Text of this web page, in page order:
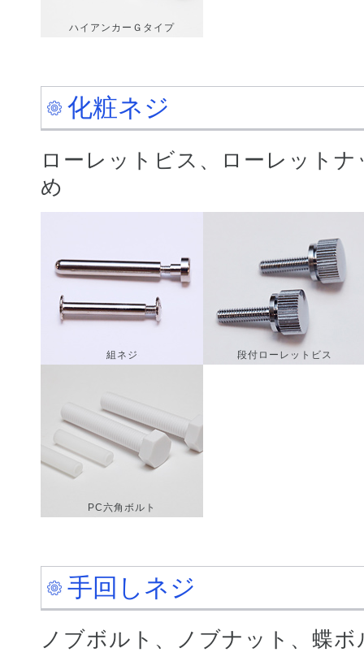
ハイアンカーＧタイプ
化粧ネジ
ローレットビス、ローレット
め
組ネジ 段付ローレットビス
PC六角ボルト
手回しネジ
ノブボルト、ノブナット、蝶